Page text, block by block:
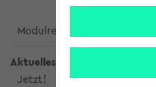
Modulrecherche
Aktuelles
Jetzt!